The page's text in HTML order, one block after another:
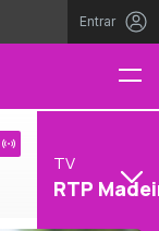
Entrar
TV
RTP